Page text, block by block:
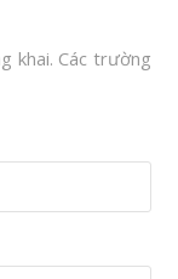
khai. Các trường